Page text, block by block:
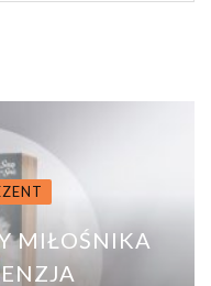
MIŁOŚNIKA